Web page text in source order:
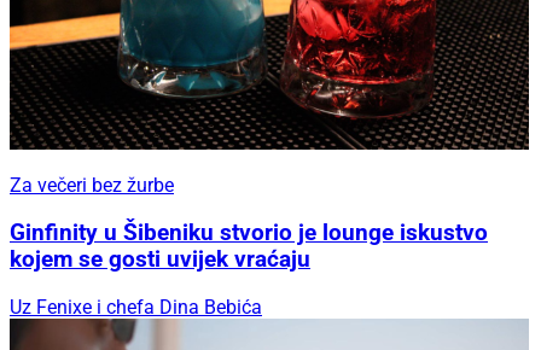
Za večeri bez žurbe
Ginfinity u Šibeniku stvorio je lounge iskustvo
kojem se gosti uvijek vraćaju
Uz Fenixe i chefa Dina Bebića